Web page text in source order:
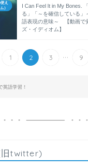
え
）
I Can Feel It in My Bones.
る」「～を確信している」
語表現の意味～ 【動画で
ズ・イディオム】
1 2 3 ... 9
英語学習！
旧twitter)